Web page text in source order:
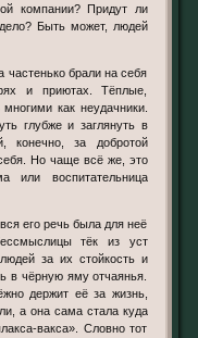
компании? Придут ли
Быть может, людей
и приютах. Тёплые,
как неудачники.
глубже и заглянуть в
конечно, за добротой
Но чаще всё же, это
или воспитательница
тёк из уст
за их стойкость и
в чёрную яму отчаянья.
держит её за жизнь,
а она сама стала куда
вакса». Словно тот